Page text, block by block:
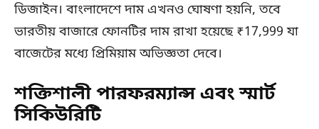
ডিজাইন। বাংলাদেশে দাম এখনও ঘোষণা হয়নি, তবে
ভারতীয় বাজারে ফোনটির দাম রাখা হয়েছে ₹17,999 যা
বাজেটের মধ্যে প্রিমিয়াম অভিজ্ঞতা দেবে।
শক্তিশালী পারফরম্যান্স এবং স্মার্ট
সিকিউরিটি